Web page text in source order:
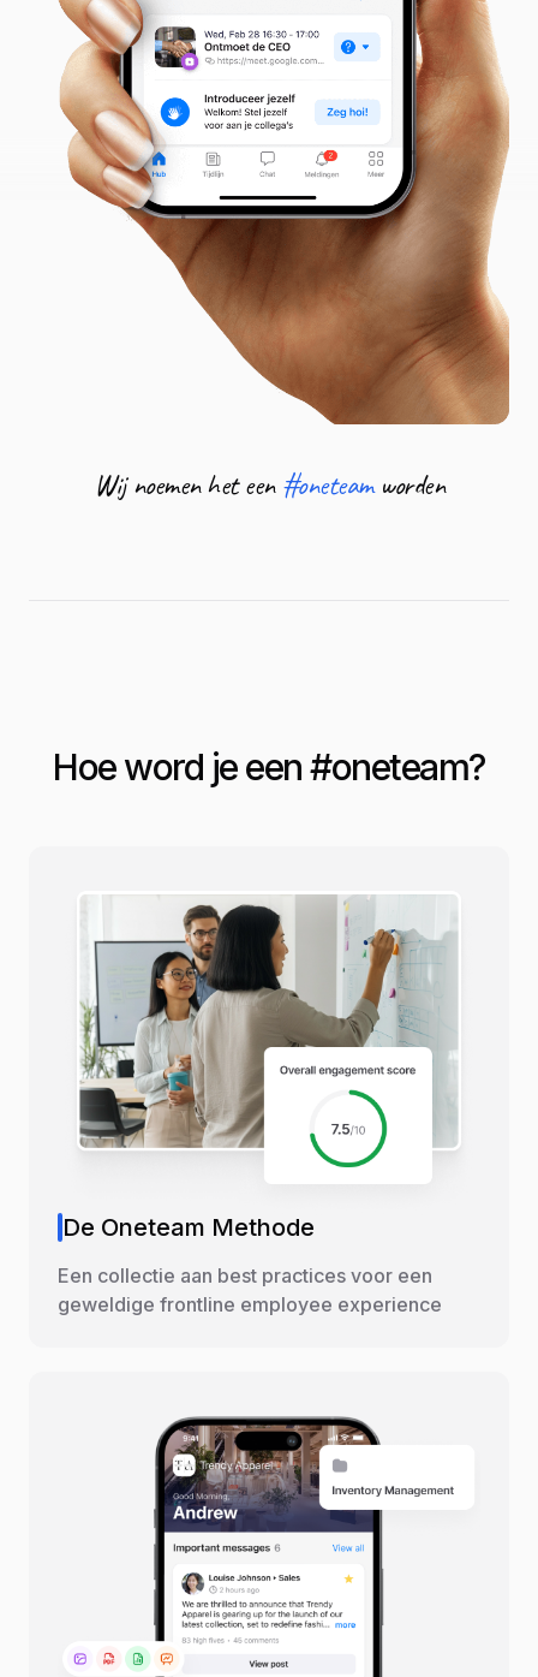
Wij noemen het een #oneteam worden
Hoe word je een #oneteam?
De Oneteam Methode
Een collectie aan best practices voor een
geweldige frontline employee experience